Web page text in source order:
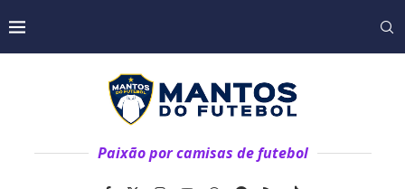
Paixão por camisas de futebol